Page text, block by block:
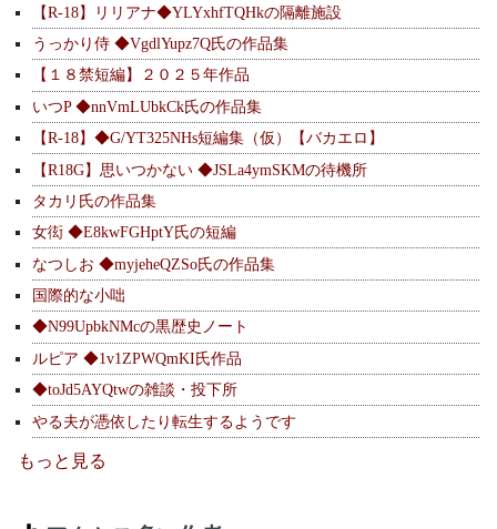
【R-18】リリアナ◆YLYxhfTQHkの隔離施設
うっかり侍 ◆VgdlYupz7Q氏の作品集
【１８禁短編】２０２５年作品
いつP ◆nnVmLUbkCk氏の作品集
【R-18】◆G/YT325NHs短編集（仮）【バカエロ】
【R18G】思いつかない ◆JSLa4ymSKMの待機所
タカリ氏の作品集
女衒 ◆E8kwFGHptY氏の短編
なつしお ◆myjeheQZSo氏の作品集
国際的な小咄
◆N99UpbkNMcの黒歴史ノート
ルピア ◆1v1ZPWQmKI氏作品
◆toJd5AYQtwの雑談・投下所
やる夫が憑依したり転生するようです
もっと見る